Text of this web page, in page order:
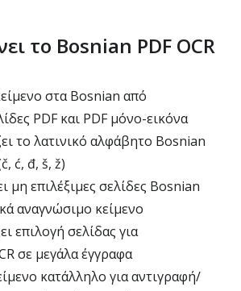
το Bosnian PDF OCR
στα Bosnian από
PDF και PDF μόνο-εικόνα
το λατινικό αλφάβητο Bosnian
ć, đ, š, ž)
μη επιλέξιμες σελίδες Bosnian
αναγνώσιμο κείμενο
επιλογή σελίδας για
σε μεγάλα έγγραφα
κατάλληλο για αντιγραφή/